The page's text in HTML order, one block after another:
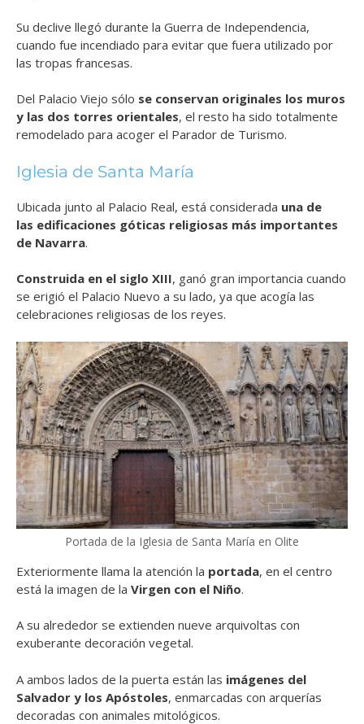
Su declive llegó durante la Guerra de Independencia,
cuando fue incendiado para evitar que fuera utilizado por
las tropas francesas.
Del Palacio Viejo sólo se conservan originales los muros
y las dos torres orientales, el resto ha sido totalmente
remodelado para acoger el Parador de Turismo.
Iglesia de Santa María
Ubicada junto al Palacio Real, está considerada una de
las edificaciones góticas religiosas más importantes
de Navarra.
Construida en el siglo XIII, ganó gran importancia cuando
se erigió el Palacio Nuevo a su lado, ya que acogía las
celebraciones religiosas de los reyes.
Portada de la Iglesia de Santa María en Olite
Exteriormente llama la atención la portada, en el centro
está la imagen de la Virgen con el Niño.
A su alrededor se extienden nueve arquivoltas con
exuberante decoración vegetal.
A ambos lados de la puerta están las imágenes del
Salvador y los Apóstoles, enmarcadas con arquerías
decoradas con animales mitológicos.